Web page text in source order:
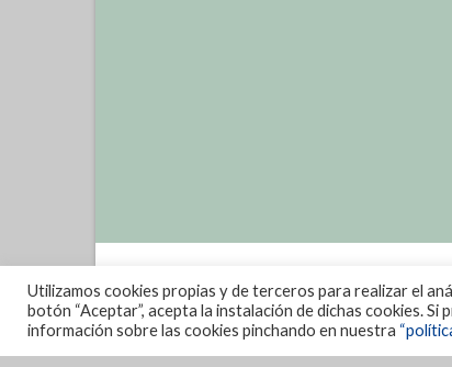
Utilizamos cookies propias y de terceros para realizar el
botón “Aceptar”, acepta la instalación de dichas cookies.
información sobre las cookies pinchando en nuestra